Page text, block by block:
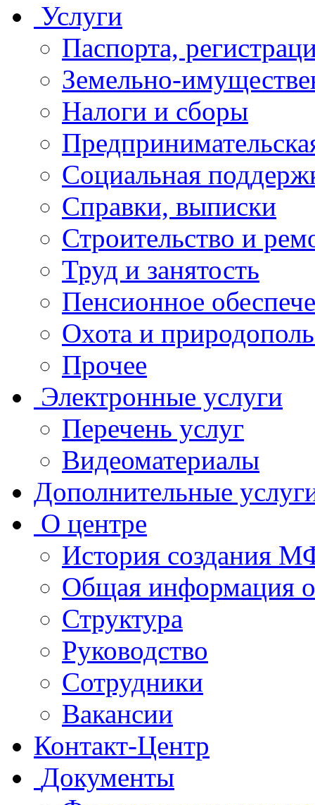
Услуги
Паспорта,
Земельно-
Налоги и сборы
Социальная
Справки, выписки
Строительство и
Труд и занятость
Пенсионное
Охота и
Прочее
Электронные услуги
Перечень услуг
Видеоматериалы
Дополнительные
О центре
История создания
Общая
Структура
Руководство
Сотрудники
Вакансии
Контакт-Центр
Документы